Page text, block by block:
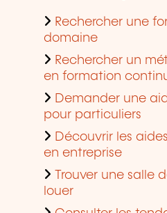
Rechercher une
domaine
Rechercher un
en formation
Demander une
pour particuliers
Découvrir les
en entreprise
Trouver une salle
louer